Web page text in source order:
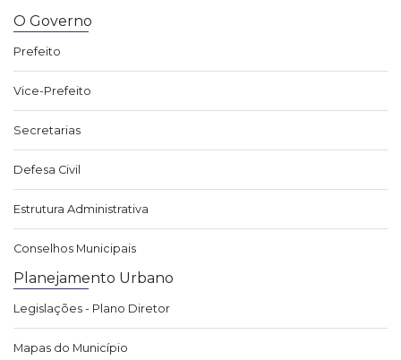
O Governo
Prefeito
Vice-Prefeito
Secretarias
Defesa Civil
Estrutura Administrativa
Conselhos Municipais
Planejamento Urbano
Legislações - Plano Diretor
Mapas do Município